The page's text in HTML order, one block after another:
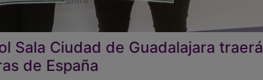
Sala Ciudad de Guadalajara traerá
de España